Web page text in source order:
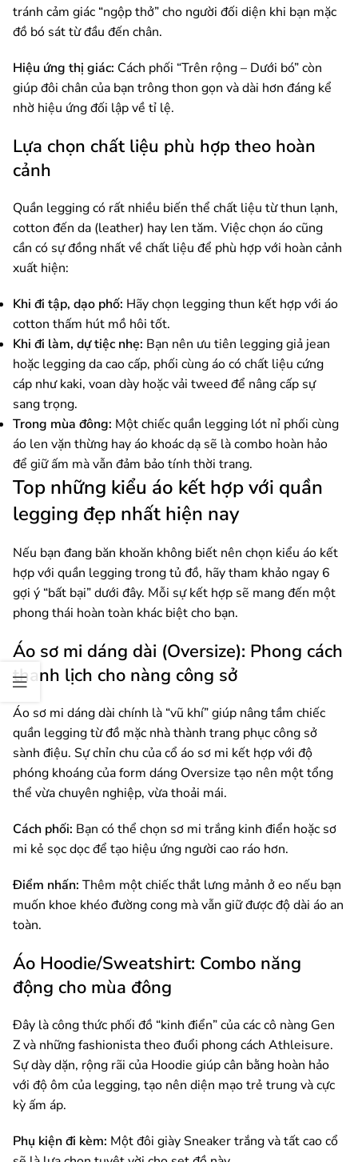
tránh cảm giác “ngộp thở” cho người đối diện khi bạn mặc
đồ bó sát từ đầu đến chân.
Hiệu ứng thị giác: Cách phối “Trên rộng – Dưới bó” còn
giúp đôi chân của bạn trông thon gọn và dài hơn đáng kể
nhờ hiệu ứng đối lập về tỉ lệ.
Lựa chọn chất liệu phù hợp theo hoàn
cảnh
Quần legging có rất nhiều biến thể chất liệu từ thun lạnh,
cotton đến da (leather) hay len tăm. Việc chọn áo cũng
cần có sự đồng nhất về chất liệu để phù hợp với hoàn cảnh
xuất hiện:
Khi đi tập, dạo phố: Hãy chọn legging thun kết hợp với áo
cotton thấm hút mồ hôi tốt.
Khi đi làm, dự tiệc nhẹ: Bạn nên ưu tiên legging giả jean
hoặc legging da cao cấp, phối cùng áo có chất liệu cứng
cáp như kaki, voan dày hoặc vải tweed để nâng cấp sự
sang trọng.
Trong mùa đông: Một chiếc quần legging lót nỉ phối cùng
áo len vặn thừng hay áo khoác dạ sẽ là combo hoàn hảo
để giữ ấm mà vẫn đảm bảo tính thời trang.
Top những kiểu áo kết hợp với quần
legging đẹp nhất hiện nay
Nếu bạn đang băn khoăn không biết nên chọn kiểu áo kết
hợp với quần legging trong tủ đồ, hãy tham khảo ngay 6
gợi ý “bất bại” dưới đây. Mỗi sự kết hợp sẽ mang đến một
phong thái hoàn toàn khác biệt cho bạn.
Áo sơ mi dáng dài (Oversize): Phong cách
thanh lịch cho nàng công sở
Áo sơ mi dáng dài chính là “vũ khí” giúp nâng tầm chiếc
quần legging từ đồ mặc nhà thành trang phục công sở
sành điệu. Sự chỉn chu của cổ áo sơ mi kết hợp với độ
phóng khoáng của form dáng Oversize tạo nên một tổng
thể vừa chuyên nghiệp, vừa thoải mái.
Cách phối: Bạn có thể chọn sơ mi trắng kinh điển hoặc sơ
mi kẻ sọc dọc để tạo hiệu ứng người cao ráo hơn.
Điểm nhấn: Thêm một chiếc thắt lưng mảnh ở eo nếu bạn
muốn khoe khéo đường cong mà vẫn giữ được độ dài áo an
toàn.
Áo Hoodie/Sweatshirt: Combo năng
động cho mùa đông
Đây là công thức phối đồ “kinh điển” của các cô nàng Gen
Z và những fashionista theo đuổi phong cách Athleisure.
Sự dày dặn, rộng rãi của Hoodie giúp cân bằng hoàn hảo
với độ ôm của legging, tạo nên diện mạo trẻ trung và cực
kỳ ấm áp.
Phụ kiện đi kèm: Một đôi giày Sneaker trắng và tất cao cổ